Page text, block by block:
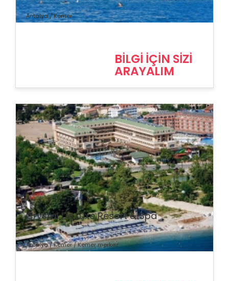
Antalya / Kemer
BİLGİ İÇİN SİZİ
ARAYALIM
% İndirim
Crystal De Luxe Resort & Spa
Antalya / Kemer / Kemer merkez